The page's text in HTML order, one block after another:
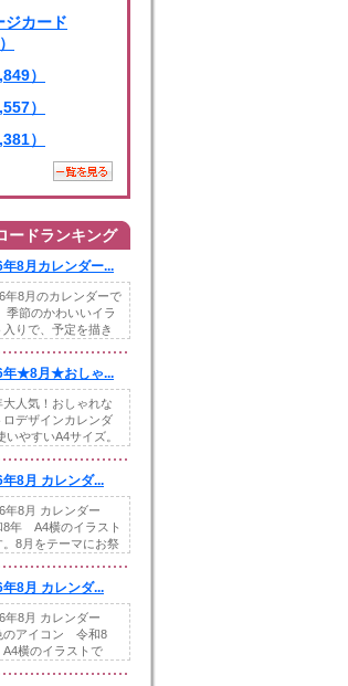
ジカード
）
）
）
ードランキング
8月カレンダー...
年8月のカレンダーで
季節のかわいいイラ
入りで、予定を描き
年★8月★おしゃ...
大人気！おしゃれな
ロデザインカレンダ
いやすいA4サイズ。
8月 カレンダ...
年8月 カレンダー
8年 A4横のイラスト
。8月をテーマにお祭
8月 カレンダ...
年8月 カレンダー
のアイコン 令和8
横のイラストで